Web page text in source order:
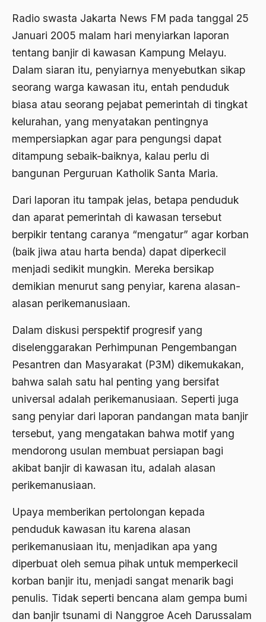
Radio swasta Jakarta News FM pada tanggal 25
Januari 2005 malam hari menyiarkan laporan
tentang banjir di kawasan Kampung Melayu.
Dalam siaran itu, penyiarnya menyebutkan sikap
seorang warga kawasan itu, entah penduduk
biasa atau seorang pejabat pemerintah di tingkat
kelurahan, yang menyatakan pentingnya
mempersiapkan agar para pengungsi dapat
ditampung sebaik-baiknya, kalau perlu di
bangunan Perguruan Katholik Santa Maria.
Dari laporan itu tampak jelas, betapa penduduk
dan aparat pemerintah di kawasan tersebut
berpikir tentang caranya “mengatur” agar korban
(baik jiwa atau harta benda) dapat diperkecil
menjadi sedikit mungkin. Mereka bersikap
demikian menurut sang penyiar, karena alasan-
alasan perikemanusiaan.
Dalam diskusi perspektif progresif yang
diselenggarakan Perhimpunan Pengembangan
Pesantren dan Masyarakat (P3M) dikemukakan,
bahwa salah satu hal penting yang bersifat
universal adalah perikemanusiaan. Seperti juga
sang penyiar dari laporan pandangan mata banjir
tersebut, yang mengatakan bahwa motif yang
mendorong usulan membuat persiapan bagi
akibat banjir di kawasan itu, adalah alasan
perikemanusiaan.
Upaya memberikan pertolongan kepada
penduduk kawasan itu karena alasan
perikemanusiaan itu, menjadikan apa yang
diperbuat oleh semua pihak untuk memperkecil
korban banjir itu, menjadi sangat menarik bagi
penulis. Tidak seperti bencana alam gempa bumi
dan banjir tsunami di Nanggroe Aceh Darussalam
2011
2009
2008
2006
2005
2004
2003
2001
2000
1999
1996
1995
1994
1992
1991
1989
1988
1987
1986
Abdullah Badawi
Abdullah Sungkar
Abdullah Syafi'i
Abdurrahman Addakhil
abdurrahman wahid
Abolisi
abri
Abu AMrin Ibnu Alla'
Abu Bakar Ba’asyir
Abu Hanifah
Abu Zayd
Aceh
Ad-daulah
Adaptif Islam
adat
Adat dan Syari'at
Adat Siri
Adi Sasono
Adil dan Makmur
Adipati Unus